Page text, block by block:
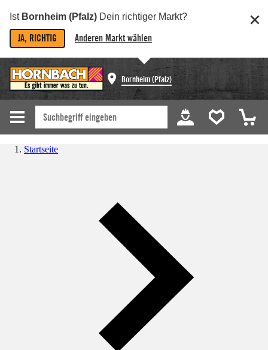
Ist Bornheim (Pfalz) Dein richtiger Markt?
JA, RICHTIG Anderen Markt wählen
Bornheim (Pfalz)
Startseite